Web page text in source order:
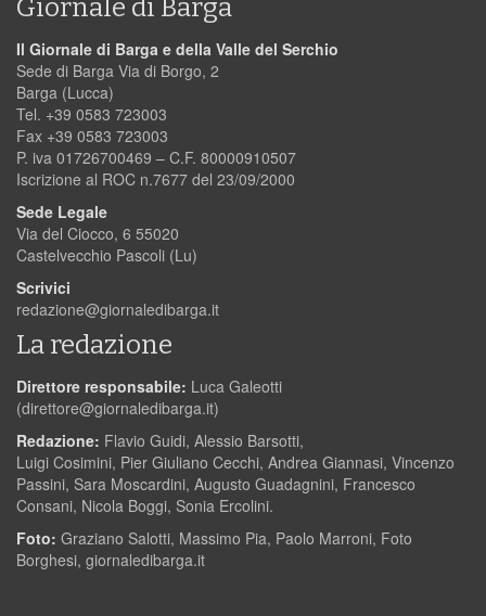
Giornale di Barga
Il Giornale di Barga e della Valle del Serchio
Sede di Barga Via di Borgo, 2
Barga (Lucca)
Tel. +39 0583 723003
Fax +39 0583 723003
P. iva 01726700469 – C.F. 80000910507
Iscrizione al ROC n.7677 del 23/09/2000
Sede Legale
Via del Ciocco, 6 55020
Castelvecchio Pascoli (Lu)
Scrivici
redazione@giornaledibarga.it
La redazione
Direttore responsabile: Luca Galeotti
(direttore@giornaledibarga.it)
Redazione: Flavio Guidi, Alessio Barsotti,
Luigi Cosimini, Pier Giuliano Cecchi, Andrea Giannasi, Vincenzo
Passini, Sara Moscardini, Augusto Guadagnini, Francesco
Consani, Nicola Boggi, Sonia Ercolini.
Foto: Graziano Salotti, Massimo Pia, Paolo Marroni, Foto
Borghesi, giornaledibarga.it